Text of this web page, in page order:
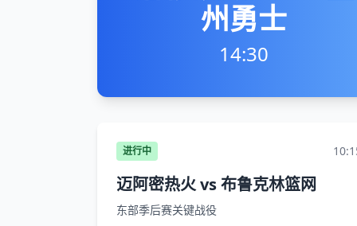
州勇士
14:30
进行中
迈阿密热火 vs 布鲁克林篮网
东部季后赛关键战役